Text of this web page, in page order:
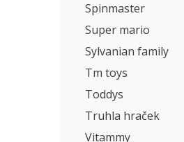
Spinmaster
Super mario
Sylvanian family
Tm toys
Toddys
Truhla hraček
Vitammy